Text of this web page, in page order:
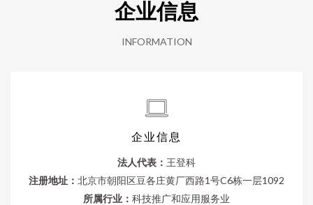
企业信息
INFORMATION
企业信息
法人代表： 王登科
注册地址： 北京市朝阳区豆各庄黄厂西路1号C6栋一层1092
所属行业： 科技推广和应用服务业